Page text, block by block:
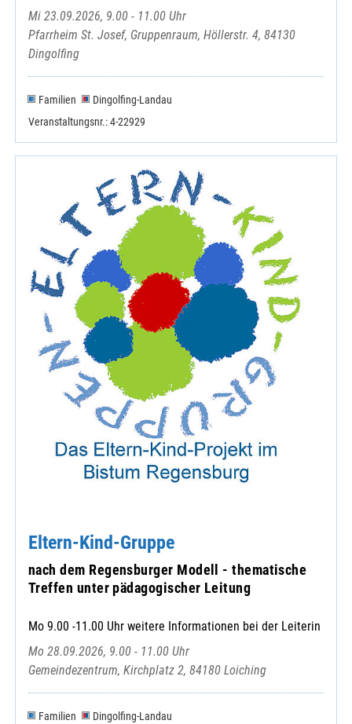
Mi 23.09.2026, 9.00 - 11.00 Uhr
Pfarrheim St. Josef, Gruppenraum, Höllerstr. 4, 84130
Dingolfing
Familien
Dingolfing-Landau
Veranstaltungsnr.: 4-22929
Eltern-Kind-Gruppe
nach dem Regensburger Modell - thematische
Treffen unter pädagogischer Leitung
Mo 9.00 -11.00 Uhr weitere Informationen bei der Leiterin
Mo 28.09.2026, 9.00 - 11.00 Uhr
Gemeindezentrum, Kirchplatz 2, 84180 Loiching
Familien
Dingolfing-Landau